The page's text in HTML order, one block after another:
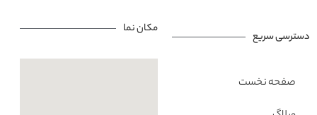
دسترسی سریع
صفحه نخست
مکان نما